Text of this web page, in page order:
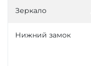
Зеркало
Нижний замок